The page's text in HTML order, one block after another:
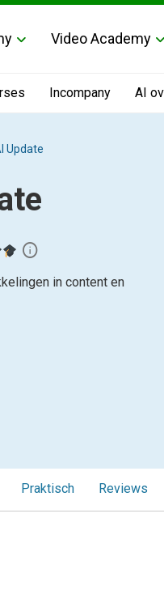
Video Academy
Incompany AI
Update
info
in content en
Praktisch Reviews